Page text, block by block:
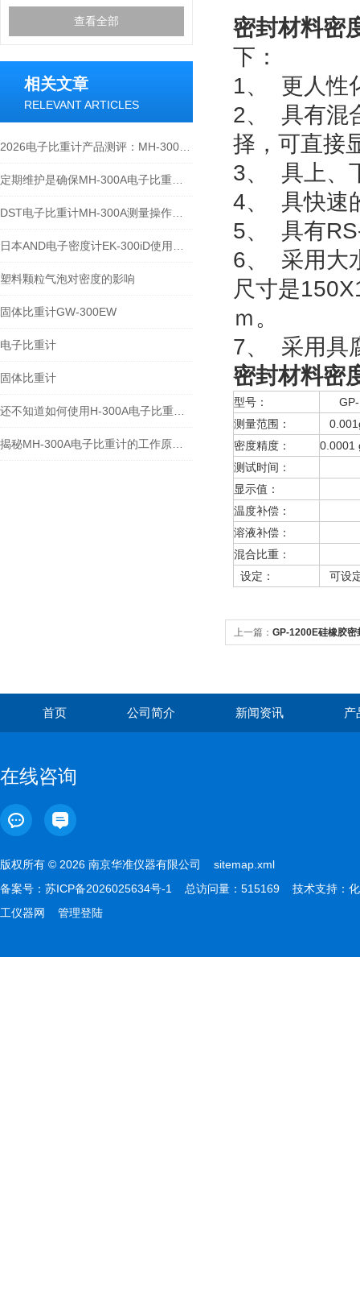
查看全部
相关文章
RELEVANT ARTICLES
塑料颗粒气泡对密度的影响
固体比重计GW-300EW
电子比重计
固体比重计
密封材料密
下：
1、 更人性
2、 具有混
择，可直接
3、 具上、
4、 具快速
5、 具有
6、 采用大
尺寸是
ｍ。
7、 采用具
密封材料密
型号：
测量范围：
密度精度：
测试时间：
显示值：
温度补偿：
溶液补偿：
混合比重：
设定：
可设
上一篇： GP-1200E硅橡胶
首页 公司简介 新闻资讯 产
在线咨询
版权所有 © 2026 南京华准仪器有限公司 sitemap.xml
备案号： 苏ICP备2026025634号-1 总访问量：515169 技术支持： 化
工仪器网
管理登陆